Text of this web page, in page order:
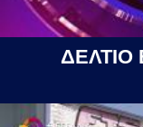
ΔΕΛΤΙΟ